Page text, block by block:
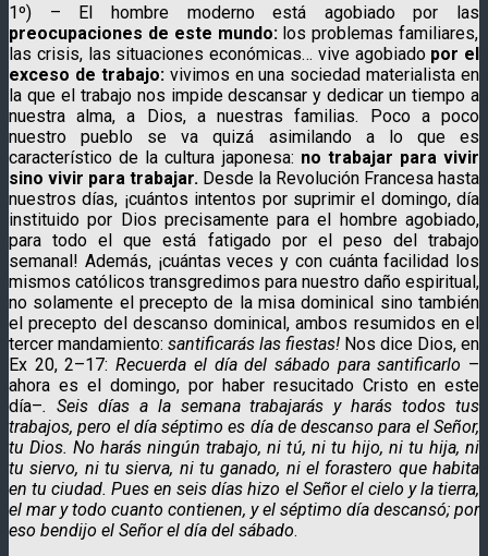
1º) – El hombre moderno está agobiado por las
preocupaciones de este mundo:los problemas familiares,
las crisis, las situaciones económicas… vive agobiado por el
exceso de trabajo:vivimos en una sociedad materialista en
la que el trabajo nos impide descansar y dedicar un tiempo a
nuestra alma, a Dios, a nuestras familias. Poco a poco
nuestro pueblo se va quizá asimilando a lo que es
característico de la cultura japonesa: no trabajar para vivir
sino vivir para trabajar. Desde la Revolución Francesa hasta
nuestros días, ¡cuántos intentos por suprimir el domingo, día
instituido por Dios precisamente para el hombre agobiado,
para todo el que está fatigado por el peso del trabajo
semanal! Además, ¡cuántas veces y con cuánta facilidad los
mismos católicos transgredimos para nuestro daño espiritual,
no solamente el precepto de la misa dominical sino también
el precepto del descanso dominical, ambos resumidos en el
tercer mandamiento: santificarás las fiestas! Nos dice Dios, en
Ex 20, 2–17:Recuerda el día del sábado para santificarlo –
ahora es el domingo, por haber resucitado Cristo en este
día–. Seis días a la semana trabajarás y harás todos tus
trabajos, pero el día séptimo es día de descanso para el Señor,
tu Dios. No harás ningún trabajo, ni tú, ni tu hijo, ni tu hija, ni
tu siervo, ni tu sierva, ni tu ganado, ni el forastero que habita
en tu ciudad. Pues en seis días hizo el Señor el cielo y la tierra,
el mar y todo cuanto contienen, y el séptimo día descansó; por
eso bendijo el Señor el día del sábado.